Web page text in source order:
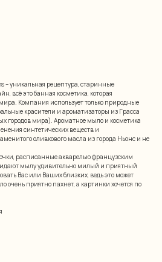
– уникальная рецептура, старинные
всё это банная косметика, которая
Компания использует только природные
красители и ароматизаторы из Грасса
городов мира). Ароматное мыло и косметика
синтетических веществ и
оливкового масла из города Ньонс и не
расписанные акварелью французским
мылу удивительно милый и приятный
Вас или Ваших близких, ведь это может
приятно пахнет, а картинки хочется по